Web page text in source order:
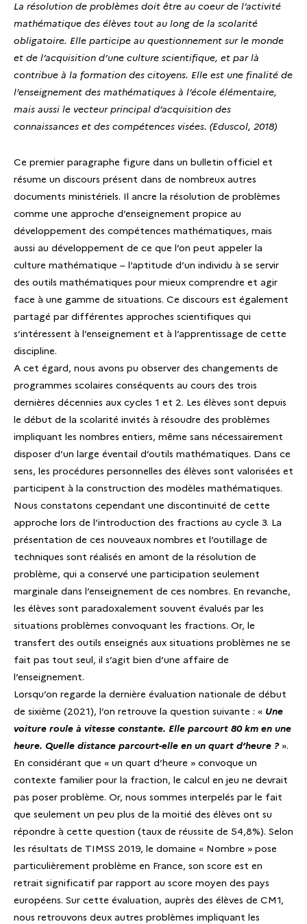
La résolution de problèmes doit être au coeur de l’activité
mathématique des élèves tout au long de la scolarité
obligatoire. Elle participe au questionnement sur le monde
et de l’acquisition d’une culture scientifique, et par là
contribue à la formation des citoyens. Elle est une finalité de
l’enseignement des mathématiques à l’école élémentaire,
mais aussi le vecteur principal d’acquisition des
connaissances et des compétences visées. (Eduscol, 2018)
Ce premier paragraphe figure dans un bulletin officiel et
résume un discours présent dans de nombreux autres
documents ministériels. Il ancre la résolution de problèmes
comme une approche d’enseignement propice au
développement des compétences mathématiques, mais
aussi au développement de ce que l’on peut appeler la
culture mathématique – l’aptitude d’un individu à se servir
des outils mathématiques pour mieux comprendre et agir
face à une gamme de situations. Ce discours est également
partagé par différentes approches scientifiques qui
s’intéressent à l’enseignement et à l’apprentissage de cette
discipline.
A cet égard, nous avons pu observer des changements de
programmes scolaires conséquents au cours des trois
dernières décennies aux cycles 1 et 2. Les élèves sont depuis
le début de la scolarité invités à résoudre des problèmes
impliquant les nombres entiers, même sans nécessairement
disposer d’un large éventail d’outils mathématiques. Dans ce
sens, les procédures personnelles des élèves sont valorisées et
participent à la construction des modèles mathématiques.
Nous constatons cependant une discontinuité de cette
approche lors de l’introduction des fractions au cycle 3. La
présentation de ces nouveaux nombres et l’outillage de
techniques sont réalisés en amont de la résolution de
problème, qui a conservé une participation seulement
marginale dans l’enseignement de ces nombres. En revanche,
les élèves sont paradoxalement souvent évalués par les
situations problèmes convoquant les fractions. Or, le
transfert des outils enseignés aux situations problèmes ne se
fait pas tout seul, il s’agit bien d’une affaire de
l’enseignement.
Lorsqu’on regarde la dernière évaluation nationale de début
de sixième (2021), l’on retrouve la question suivante : « Une
voiture roule à vitesse constante. Elle parcourt 80 km en une
heure. Quelle distance parcourt-elle en un quart d’heure ? ».
En considérant que « un quart d’heure » convoque un
contexte familier pour la fraction, le calcul en jeu ne devrait
pas poser problème. Or, nous sommes interpelés par le fait
que seulement un peu plus de la moitié des élèves ont su
répondre à cette question (taux de réussite de 54,8%). Selon
les résultats de TIMSS 2019, le domaine « Nombre » pose
particulièrement problème en France, son score est en
retrait significatif par rapport au score moyen des pays
européens. Sur cette évaluation, auprès des élèves de CM1,
nous retrouvons deux autres problèmes impliquant les